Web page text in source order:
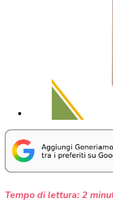
Tempo di lettura:2